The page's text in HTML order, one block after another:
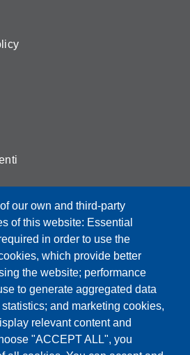
our own and third-party
of this website: Essential
in order to use the
which provide better
the website; performance
to generate aggregated data
and marketing cookies,
relevant content and
"ACCEPT ALL", you